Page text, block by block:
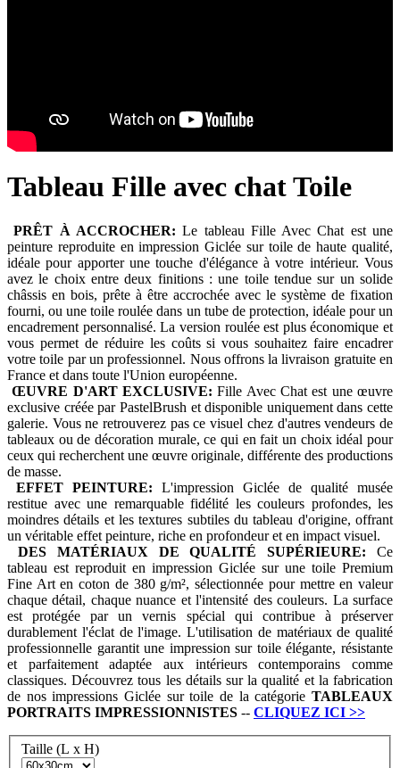
Tableau Fille avec chat Toile
PRÊT À ACCROCHER:Le tableau Fille Avec Chat est une
peinture reproduite en impression Giclée sur toile de haute qualité,
idéale pour apporter une touche d'élégance à votre intérieur. Vous
avez le choix entre deux finitions : une toile tendue sur un solide
châssis en bois, prête à être accrochée avec le système de fixation
fourni, ou une toile roulée dans un tube de protection, idéale pour un
encadrement personnalisé. La version roulée est plus économique et
vous permet de réduire les coûts si vous souhaitez faire encadrer
votre toile par un professionnel. Nous offrons la livraison gratuite en
France et dans toute l'Union européenne.
ŒUVRE D'ART EXCLUSIVE:Fille Avec Chat est une œuvre
exclusive créée par PastelBrush et disponible uniquement dans cette
galerie. Vous ne retrouverez pas ce visuel chez d'autres vendeurs de
tableaux ou de décoration murale, ce qui en fait un choix idéal pour
ceux qui recherchent une œuvre originale, différente des productions
de masse.
EFFET PEINTURE: L'impression Giclée de qualité musée
restitue avec une remarquable fidélité les couleurs profondes, les
moindres détails et les textures subtiles du tableau d'origine, offrant
un véritable effet peinture, riche en profondeur et en impact visuel.
DES MATÉRIAUX DE QUALITÉ SUPÉRIEURE: Ce
tableau est reproduit en impression Giclée sur une toile Premium
Fine Art en coton de 380 g/m², sélectionnée pour mettre en valeur
chaque détail, chaque nuance et l'intensité des couleurs. La surface
est protégée par un vernis spécial qui contribue à préserver
durablement l'éclat de l'image. L'utilisation de matériaux de qualité
professionnelle garantit une impression sur toile élégante, résistante
et parfaitement adaptée aux intérieurs contemporains comme
classiques. Découvrez tous les détails sur la qualité et la fabrication
de nos impressions Giclée sur toile de la catégorie TABLEAUX
PORTRAITS IMPRESSIONNISTES -- CLIQUEZ ICI >>
Taille (L x H)